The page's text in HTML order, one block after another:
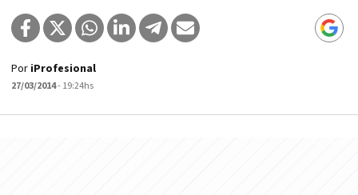
Por iProfesional
27/03/2014- 19:24hs